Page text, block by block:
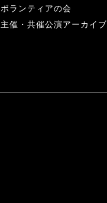
ボランティアの会
主催・共催公演アーカイブ